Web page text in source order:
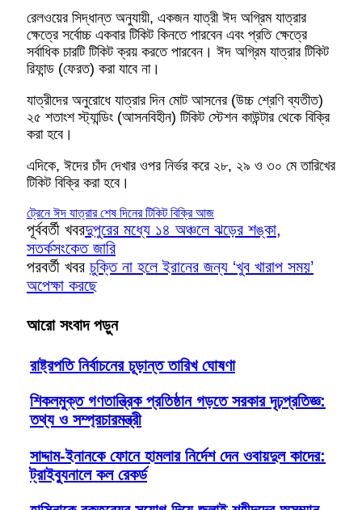
রেলওয়ের সিদ্ধান্ত অনুযায়ী, একজন যাত্রী ঈদ অগ্রিম যাত্রার
ক্ষেত্রে সর্বোচ্চ একবার টিকিট কিনতে পারবেন এবং প্রতি ক্ষেত্রে
সর্বাধিক চারটি টিকিট ক্রয় করতে পারবেন। ঈদ অগ্রিম যাত্রার টিকিট
রিফান্ড (ফেরত) করা যাবে না।
যাত্রীদের অনুরোধে যাত্রার দিন মোট আসনের (উচ্চ শ্রেণি ব্যতীত)
২৫ শতাংশ স্ট্যান্ডিং (আসনবিহীন) টিকিট স্টেশন কাউন্টার থেকে বিক্রি
করা হবে।
এদিকে, ঈদের চাঁদ দেখার ওপর নির্ভর করে ২৮, ২৯ ও ৩০ মে তারিখের
টিকিট বিক্রি করা হবে।
ট্রেনে ঈদ যাত্রার শেষ দিনের টিকিট বিক্রি আজ
পূর্ববর্তী খবরদুপুরের মধ্যে ১৪ অঞ্চলে ঝড়ের শঙ্কা,
সতর্কসংকেত জারি
পরবর্তী খবর চুক্তি না হলে ইরানের জন্য ‘খুব খারাপ সময়’
অপেক্ষা করছে
আরো সংবাদ পড়ুন
রাষ্ট্রপতি নির্বাচনের চূড়ান্ত তারিখ ঘোষণা
শিকলমুক্ত গণতান্ত্রিক প্রতিষ্ঠান গড়তে সরকার দৃঢ়প্রতিজ্ঞ:
তথ্য ও সম্প্রচারমন্ত্রী
সাদ্দাম-ইনানকে ফোনে হামলার নির্দেশ দেন ওবায়দুল কাদের:
ট্রাইব্যুনালে কল রেকর্ড